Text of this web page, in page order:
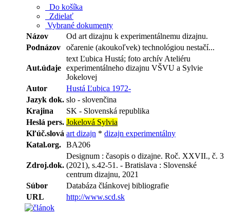
Do košíka
Zdielať
Vybrané dokumenty
Názov
Od art dizajnu k experimentálnemu dizajnu.
Podnázov
očarenie (akoukoľvek) technológiou nestačí...
Aut.údaje
text Ľubica Hustá; foto archív Ateliéru
experimentálneho dizajnu VŠVU a Sylvie
Jokelovej
Autor
Hustá Ľubica 1972-
Jazyk dok. slo - slovenčina
Krajina
SK - Slovenská republika
Heslá pers. Jokelová Sylvia
Kľúč.slová art dizajn * dizajn experimentálny
Katal.org. BA206
Zdroj.dok.
Designum : časopis o dizajne. Roč. XXVII., č. 3
(2021), s.42-51. - Bratislava : Slovenské
centrum dizajnu, 2021
Súbor
Databáza článkovej bibliografie
URL
http://www.scd.sk